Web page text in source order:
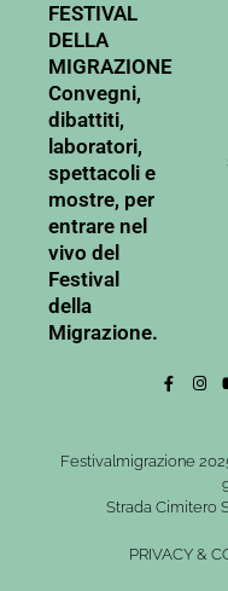
FESTIVAL
DELLA
MIGRAZIONE
Convegni,
dibattiti,
laboratori,
spettacoli e
mostre, per
entrare nel
vivo del
Festival
della
Migrazione.
Festivalmigrazione
Strada Cimitero
PRIVACY &